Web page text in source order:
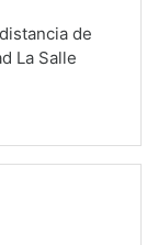
de
La Salle